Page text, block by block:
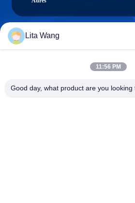
lita@screenmeshnet.com
Lita Wang
11:56 PM
Good day, what product are you looking